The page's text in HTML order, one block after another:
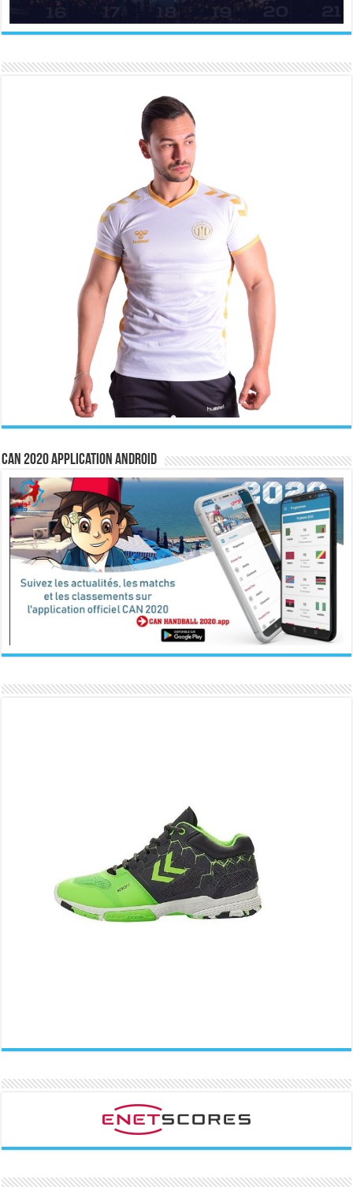
CAN 2020 Application Android